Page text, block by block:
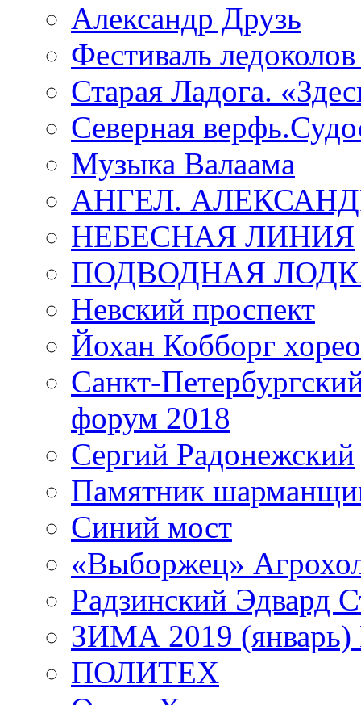
Александр Друзь
Фестиваль
Старая Ладога.
Северная
Музыка Валаама
АНГЕЛ.
НЕБЕСНАЯ ЛИНИЯ
ПОДВОДНАЯ
Невский проспект
Йохан Кобборг
Санкт-
форум 2018
Сергий Радонежский
Памятник
Синий мост
«Выборжец»
Радзинский Эдвард
ЗИМА 2019 (январь)
ПОЛИТЕХ